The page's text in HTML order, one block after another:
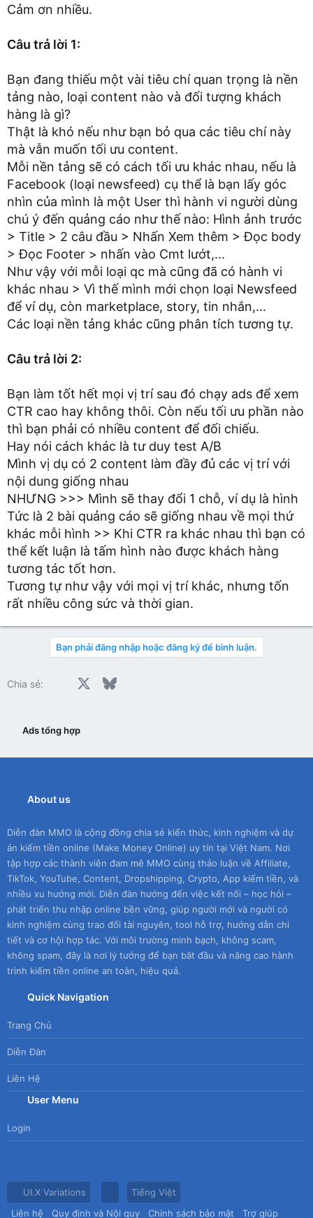
Cảm ơn nhiều.
Câu trả lời 1:
Bạn đang thiếu một vài tiêu chí quan trọng là nền
tảng nào, loại content nào và đối tượng khách
hàng là gì?
Thật là khó nếu như bạn bỏ qua các tiêu chí này
mà vẫn muốn tối ưu content.
Mỗi nền tảng sẽ có cách tối ưu khác nhau, nếu là
Facebook (loại newsfeed) cụ thể là bạn lấy góc
nhìn của mình là một User thì hành vi người dùng
chú ý đến quảng cáo như thế nào: Hình ảnh trước
> Title > 2 câu đầu > Nhấn Xem thêm > Đọc body
> Đọc Footer > nhấn vào Cmt lướt,...
Như vậy với mỗi loại qc mà cũng đã có hành vi
khác nhau > Vì thế mình mới chọn loại Newsfeed
để ví dụ, còn marketplace, story, tin nhắn,...
Các loại nền tảng khác cũng phân tích tương tự.
Câu trả lời 2:
Bạn làm tốt hết mọi vị trí sau đó chạy ads để xem
CTR cao hay không thôi. Còn nếu tối ưu phần nào
thì bạn phải có nhiều content để đối chiếu.
Hay nói cách khác là tư duy test A/B
Mình vị dụ có 2 content làm đầy đủ các vị trí với
nội dung giống nhau
NHƯNG >>> Mình sẽ thay đổi 1 chỗ, ví dụ là hình
Tức là 2 bài quảng cáo sẽ giống nhau về mọi thứ
khác mỗi hình >> Khi CTR ra khác nhau thì bạn có
thể kết luận là tấm hình nào được khách hàng
tương tác tốt hơn.
Tương tự như vậy với mọi vị trí khác, nhưng tốn
rất nhiều công sức và thời gian.
Bạn phải đăng nhập hoặc đăng ký để bình luận.
Chia sẻ: Facebook Bluesky
Ads tổng hợp
About us
Diễn đàn MMO là cộng đồng chia sẻ kiến thức, kinh nghiệm và dự
án kiếm tiền online (Make Money Online) uy tín tại Việt Nam. Nơi
tập hợp các thành viên đam mê MMO cùng thảo luận về Affiliate,
TikTok, YouTube, Content, Dropshipping, Crypto, App kiếm tiền, và
nhiều xu hướng mới. Diễn đàn hướng đến việc kết nối – học hỏi –
phát triển thu nhập online bền vững, giúp người mới và người có
kinh nghiệm cùng trao đổi tài nguyên, tool hỗ trợ, hướng dẫn chi
tiết và cơ hội hợp tác. Với môi trường minh bạch, không scam,
không spam, đây là nơi lý tưởng để bạn bắt đầu và nâng cao hành
trình kiếm tiền online an toàn, hiệu quả.
Quick Navigation
Trang Chủ
Diễn Đàn
Liên Hệ
User Menu
Login
UI.X Variations
Tiếng Việt
Liên hệ
Quy định và Nội quy Chính sách bảo mật Trợ giúp